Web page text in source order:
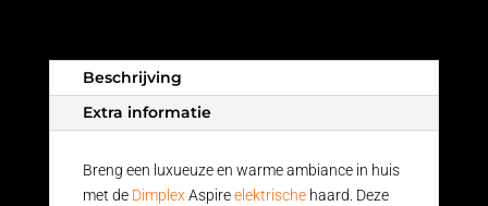
Beschrijving
Extra informatie
Breng een luxueuze en warme ambiance in huis
met de DimplexAspireelektrischehaard. Deze